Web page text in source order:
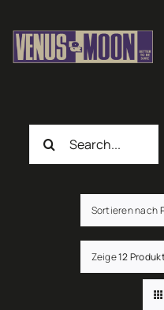
Inhalt
springen
Suche
nach:
Sortieren nach
Zeige12